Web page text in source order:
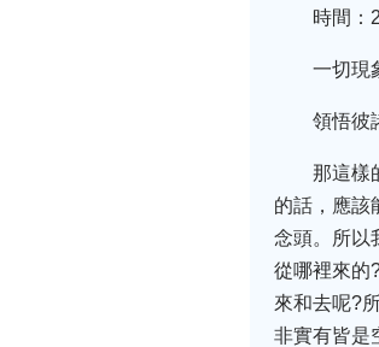
時間：
一切現
領悟彼
那這樣
的話，應該
念頭。所以
從哪裡來的
來和去呢?
非實有皆是